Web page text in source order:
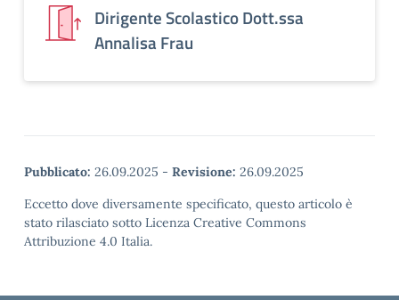
Dirigente Scolastico Dott.ssa
Annalisa Frau
Pubblicato: 26.09.2025 - Revisione: 26.09.2025
Eccetto dove diversamente specificato, questo articolo è
stato rilasciato sotto Licenza Creative Commons
Attribuzione 4.0 Italia.